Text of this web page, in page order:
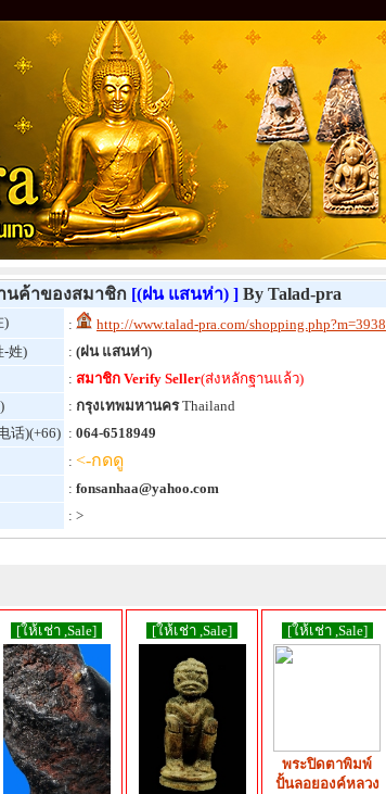
นค้าของสมาชิก [(ฝน แสนห่า) ] By Talad-pra
) :
http://www.talad-pra.com/shopping.php?m=3938
-姓) : (ฝน แสนห่า)
: สมาชิก Verify Seller(ส่งหลักฐานแล้ว)
: กรุงเทพมหานครThailand
话)(+66) : 064-6518949
: <-กดดู
: fonsanhaa@yahoo.com
: >
[ให้เช่า ,Sale] [ให้เช่า ,Sale] [ให้เช่า ,Sale]
พระปิดตาพิมพ์
ปั้นลอยองค์หลวง